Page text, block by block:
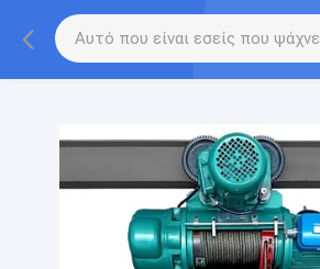
gtag('config', 'G-QWE9HWC3PF',
"SameSite=None;Secure"});